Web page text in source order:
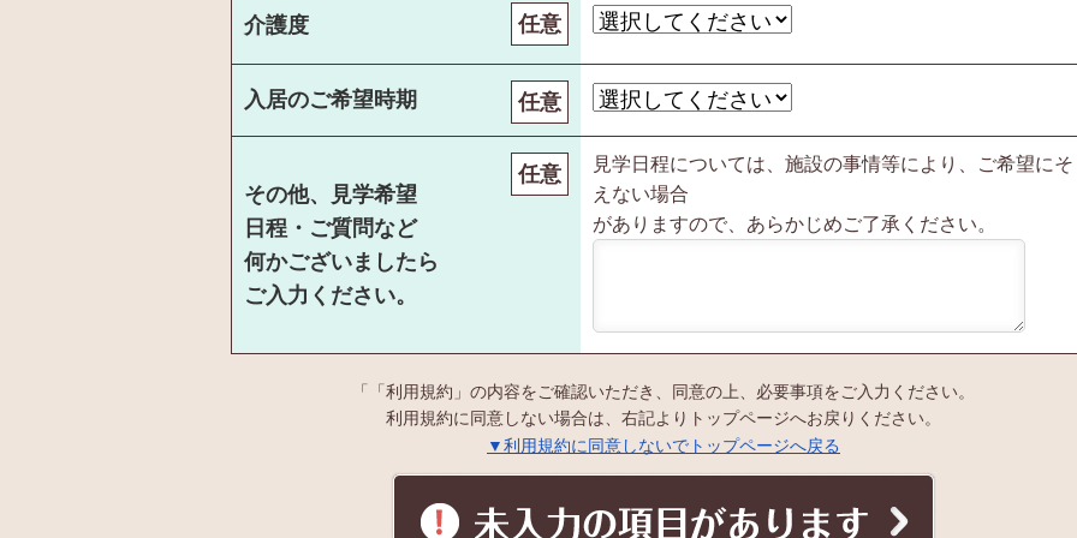
介護度 任意
入居のご希望時期 任意
その他、見学希望
日程・ご質問など
何かございましたら
ご入力ください。
任意
見学日程については、施設の事情等により、ご希望にそ
えない場合
がありますので、あらかじめご了承ください。
「「利用規約」の内容をご確認いただき、同意の上、必要事項をご入力ください。
利用規約に同意しない場合は、右記よりトップページへお戻りください。
▼利用規約に同意しないでトップページへ戻る